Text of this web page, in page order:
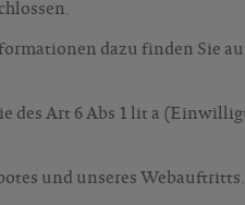
dazu finden Sie
des Art 6 Abs 1 lit a
und unseres